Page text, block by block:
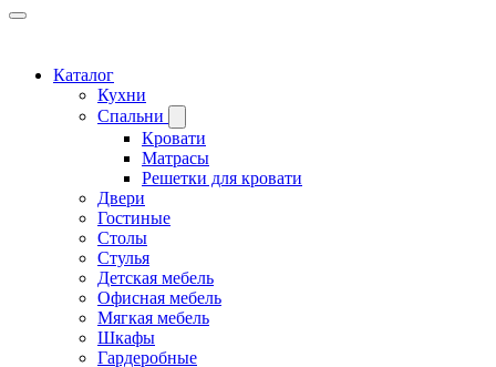
Каталог
Кухни
Спальни
Кровати
Матрасы
Решетки для кровати
Двери
Гостиные
Столы
Стулья
Детская мебель
Офисная мебель
Мягкая мебель
Шкафы
Гардеробные